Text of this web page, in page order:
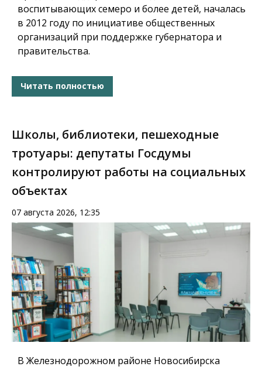
воспитывающих семеро и более детей, началась
в 2012 году по инициативе общественных
организаций при поддержке губернатора и
правительства.
Читать полностью
Школы, библиотеки, пешеходные
тротуары: депутаты Госдумы
контролируют работы на социальных
объектах
07 августа 2026, 12:35
В Железнодорожном районе Новосибирска